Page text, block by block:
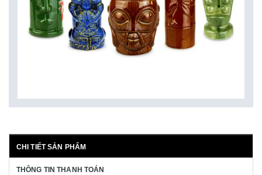
CHI TIẾT SẢN PHẨM
THÔNG TIN THANH TOÁN